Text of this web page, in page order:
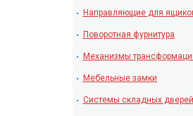
Направляющие для
Поворотная фурнитура
Механизмы
Мебельные замки
Системы складных дверей